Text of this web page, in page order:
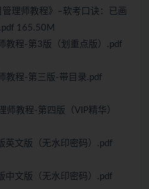
理师教程》– 软考 口诀：已画
165.50M
教程-第3版（划重点版）.pdf
教程-第三版-带目录.pdf
教程-第四版（VIP精华）
英文版（无水印密码）.pdf
中文版（无水印密码）.pdf